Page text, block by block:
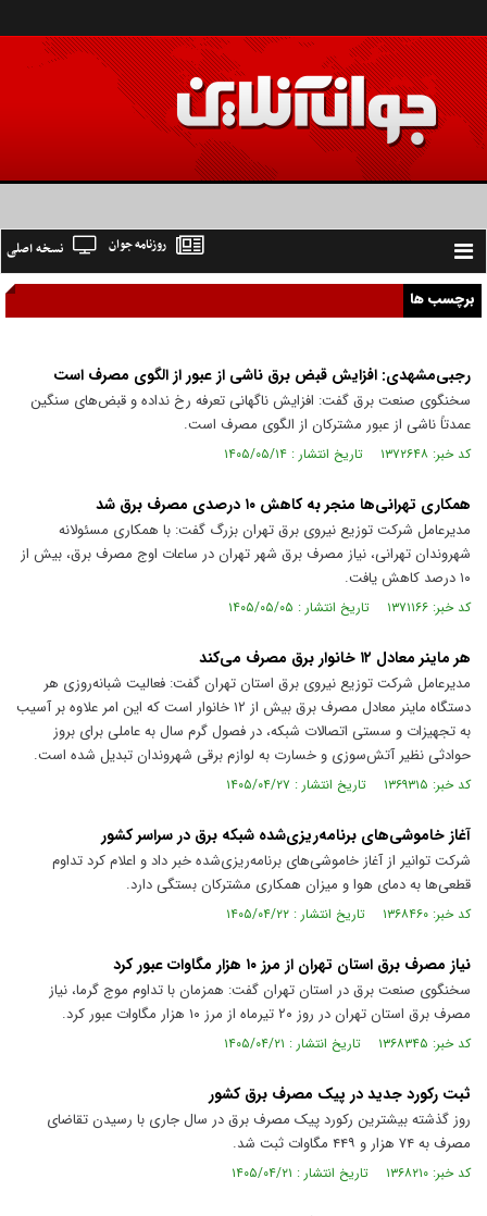
Toggle
navigation
نسخه اصلی روزنامه جوان
برچسب ها
رجبی‌مشهدی: افزایش قبض برق ناشی از عبور از الگوی مصرف است
سخنگوی صنعت برق گفت: افزایش ناگهانی تعرفه رخ نداده و قبض‌های سنگین
عمدتاً ناشی از عبور مشترکان از الگوی مصرف است.
کد خبر: ۱۳۷۲۶۴۸ تاریخ انتشار : ۱۴۰۵/۰۵/۱۴
همکاری تهرانی‌ها منجر به کاهش ۱۰ درصدی مصرف برق شد
مدیرعامل شرکت توزیع نیروی برق تهران بزرگ گفت: با همکاری مسئولانه
شهروندان تهرانی، نیاز مصرف برق شهر تهران در ساعات اوج مصرف برق، بیش از
۱۰ درصد کاهش یافت.
کد خبر: ۱۳۷۱۱۶۶ تاریخ انتشار : ۱۴۰۵/۰۵/۰۵
هر ماینر معادل ۱۲ خانوار برق مصرف می‌کند
مدیرعامل شرکت توزیع نیروی برق استان تهران گفت: فعالیت شبانه‌روزی هر
دستگاه ماینر معادل مصرف برق بیش از ۱۲ خانوار است که این امر علاوه بر آسیب
به تجهیزات و سستی اتصالات شبکه، در فصول گرم سال به عاملی برای بروز
حوادثی نظیر آتش‌سوزی و خسارت به لوازم برقی شهروندان تبدیل شده است.
کد خبر: ۱۳۶۹۳۱۵ تاریخ انتشار : ۱۴۰۵/۰۴/۲۷
آغاز خاموشی‌های برنامه‌ریزی‌شده شبکه برق در سراسر کشور
شرکت توانیر از آغاز خاموشی‌های برنامه‌ریزی‌شده خبر داد و اعلام کرد تداوم
قطعی‌ها به دمای هوا و میزان همکاری مشترکان بستگی دارد.
کد خبر: ۱۳۶۸۴۶۰ تاریخ انتشار : ۱۴۰۵/۰۴/۲۲
نیاز مصرف برق استان تهران از مرز ۱۰ هزار مگاوات عبور کرد
سخنگوی صنعت برق در استان تهران گفت: همزمان با تداوم موج گرما، نیاز
مصرف برق استان تهران در روز ۲۰ تیرماه از مرز ۱۰ هزار مگاوات عبور کرد.
کد خبر: ۱۳۶۸۳۴۵ تاریخ انتشار : ۱۴۰۵/۰۴/۲۱
ثبت رکورد جدید در پیک مصرف برق کشور
روز گذشته بیشترین رکورد پیک مصرف برق در سال جاری با رسیدن تقاضای
مصرف به ۷۴ هزار و ۴۴۹ مگاوات ثبت شد.
کد خبر: ۱۳۶۸۲۱۰ تاریخ انتشار : ۱۴۰۵/۰۴/۲۱